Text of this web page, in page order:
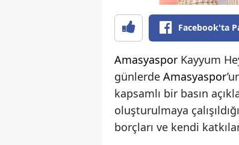
Facebook'ta
Amasyaspor Kayyum
günlerde Amasyaspor
kapsamlı bir basın
oluşturulmaya
borçları ve kendi